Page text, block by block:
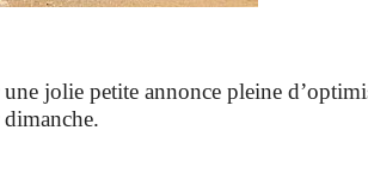
jolie petite annonce pleine